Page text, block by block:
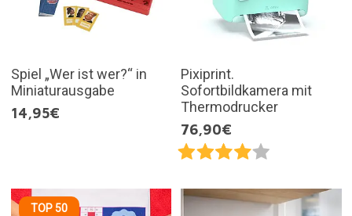
Spiel „Wer ist wer?“ in
Miniaturausgabe
14,95€
Pixiprint.
Sofortbildkamera mit
Thermodrucker
76,90€
TOP 50